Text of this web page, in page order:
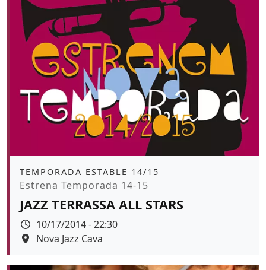
Àmbit
TEMPORADA ESTABLE 14/15
Promoció
Estrena Temporada 14-15
JAZZ TERRASSA ALL STARS
Data
10/17/2014 - 22:30
Espai
Nova Jazz Cava